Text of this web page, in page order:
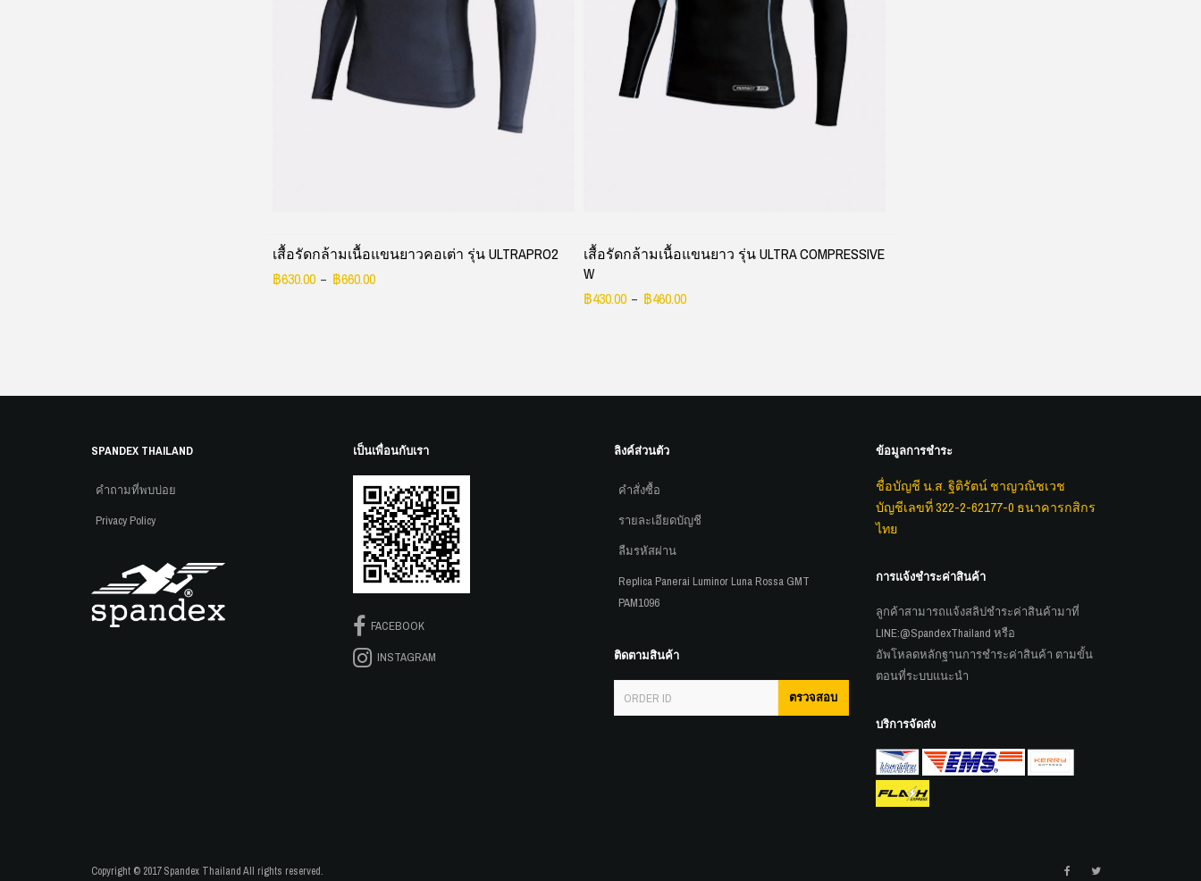
เสื้อรัดกล้ามเนื้อแขนยาวคอเต่า รุ่น ULTRAPRO2
฿630.00 – ฿660.00
เสื้อรัดกล้ามเนื้อแขนยาว รุ่น ULTRA COMPRESSIVE
W
฿430.00 – ฿460.00
SPANDEX THAILAND
คำถามที่พบบ่อย
Privacy Policy
เป็นเพื่อนกับเรา
FACEBOOK
INSTAGRAM
ลิงค์ส่วนตัว
คำสั่งซื้อ
รายละเอียดบัญชี
ลืมรหัสผ่าน
Replica Panerai Luminor Luna Rossa GMT
PAM1096
ติดตามสินค้า
ตรวจสอบ
ข้อมูลการชำระ
ชื่อบัญชี น.ส. ฐิติรัตน์ ชาญวณิชเวช
บัญชีเลขที่ 322-2-62177-0 ธนาคารกสิกร
ไทย
การแจ้งชำระค่าสินค้า
ลูกค้าสามารถแจ้งสลิปชำระค่าสินค้ามาที่
LINE:@SpandexThailand หรือ
อัพโหลดหลักฐานการชำระค่าสินค้า ตามขั้น
ตอนที่ระบบแนะนำ
บริการจัดส่ง
Copyright © 2017 Spandex Thailand All rights reserved.